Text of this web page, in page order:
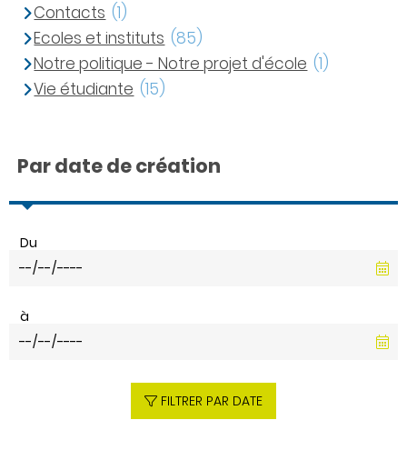
Contacts (1)
Ecoles et instituts (85)
Notre politique - Notre projet d'école (1)
Vie étudiante (15)
Par date de création
Du
à
FILTRER PAR DATE